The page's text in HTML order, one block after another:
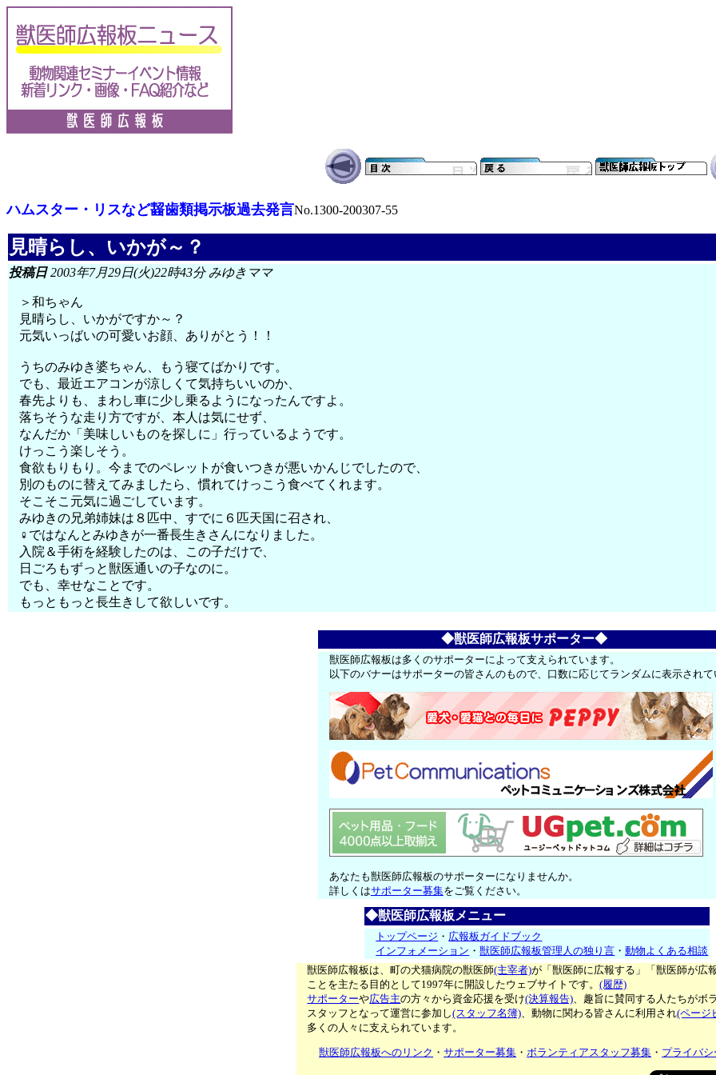
ハムスター・リスなど齧歯類掲示板過去発言No.1300-200307-55
見晴らし、いかが～？
投稿日2003年7月29日(火)22時43分 みゆきママ
＞和ちゃん
見晴らし、いかがですか～？
元気いっばいの可愛いお顔、ありがとう！！
うちのみゆき婆ちゃん、もう寝てばかりです。
でも、最近エアコンが涼しくて気持ちいいのか、
春先よりも、まわし車に少し乗るようになったんですよ。
落ちそうな走り方ですが、本人は気にせず、
なんだか「美味しいものを探しに」行っているようです。
けっこう楽しそう。
食欲もりもり。今までのペレットが食いつきが悪いかんじでしたので、
別のものに替えてみましたら、慣れてけっこう食べてくれます。
そこそこ元気に過ごしています。
みゆきの兄弟姉妹は８匹中、すでに６匹天国に召され、
♀ではなんとみゆきが一番長生きさんになりました。
入院＆手術を経験したのは、この子だけで、
日ごろもずっと獣医通いの子なのに。
でも、幸せなことです。
もっともっと長生きして欲しいです。
◆獣医師広報板サポーター◆
獣医師広報板は多くのサポーターによって支えられています。
以下のバナーはサポーターの皆さんのもので、口数に応じてランダムに表示され
あなたも獣医師広報板のサポーターになりませんか。
詳しくはサポーター募集をご覧ください。
◆獣医師広報板メニュー
トップページ ・ 広報板ガイドブック
インフォメーション ・獣医師広報板管理人の独り言 ・動物よくある相談
獣医師広報板は、町の犬猫病院の獣医師(主宰者)が「獣医師に広報する」「獣医師が広
ことを主たる目的として1997年に開設したウェブサイトです。(履歴)
サポーターや広告主の方々から資金応援を受け(決算報告)、趣旨に賛同する人たちがボ
スタッフとなって運営に参加し(スタッフ名簿)、動物に関わる皆さんに利用され(ページ
多くの人々に支えられています。
獣医師広報板へのリンク ・サポーター募集 ・ボランティアスタッフ募集 ・ プライバ